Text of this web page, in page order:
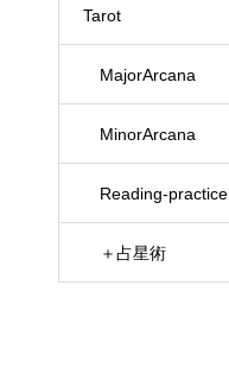
Tarot
MajorArcana
MinorArcana
Reading-practice
＋占星術